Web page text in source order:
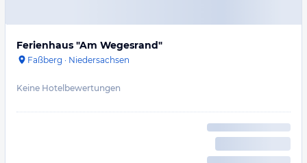
Ferienhaus "Am Wegesrand"
Faßberg · Niedersachsen
Keine Hotelbewertungen